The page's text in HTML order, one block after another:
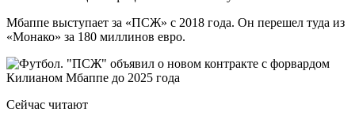
Мбаппе выступает за «ПСЖ» с 2018 года. Он перешел туда из
«Монако» за 180 миллинов евро.
Сейчас читают